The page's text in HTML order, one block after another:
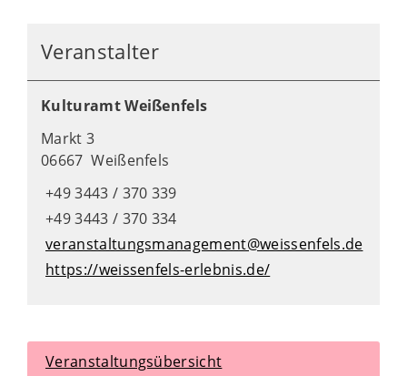
Veranstalter
Kulturamt Weißenfels
Markt 3
06667 Weißenfels
+49 3443 / 370 339
+49 3443 / 370 334
veranstaltungsmanagement@weissenfels.de
https://weissenfels-erlebnis.de/
Veranstaltungsübersicht